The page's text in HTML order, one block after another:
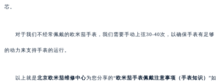
芯。
对于我们不经常佩戴的欧米茄手表，我们需要手动上弦30-40次，以确保手表有足够
的动力来支持手表的运行。
以上就是北京欧米茄维修中心为您分享的“欧米茄手表佩戴注意事项（手表知识） ”如